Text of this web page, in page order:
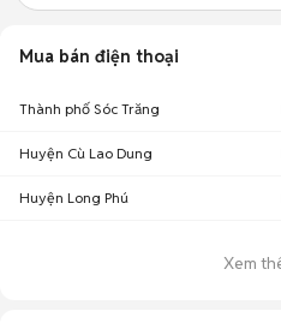
Mua bán điện thoại
Thành phố Sóc Trăng
Huyện Cù Lao Dung
Huyện Long Phú
Xem